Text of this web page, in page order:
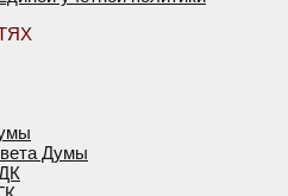
Думы